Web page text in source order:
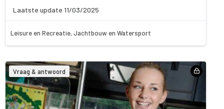
Laatste update 11/03/2025
Leisure en Recreatie, Jachtbouw en Watersport
Vraag & antwoord